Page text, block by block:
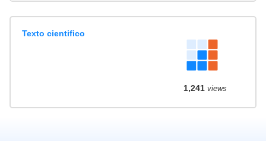
Texto cientifico
1,241views